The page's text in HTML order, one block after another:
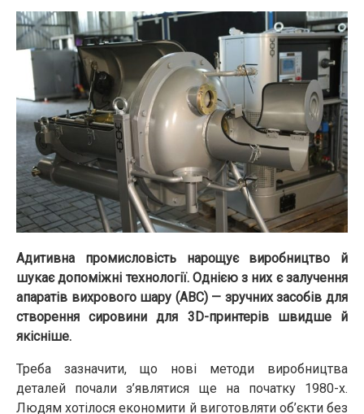
Адитивна промисловість нарощує виробництво й
шукає допоміжні технології. Однією з них є залучення
апаратів вихрового шару (АВС) — зручних засобів для
створення сировини для 3D-принтерів швидше й
якісніше.
Треба зазначити, що нові методи виробництва
деталей почали з’являтися ще на початку 1980-х.
Людям хотілося економити й виготовляти об’єкти без